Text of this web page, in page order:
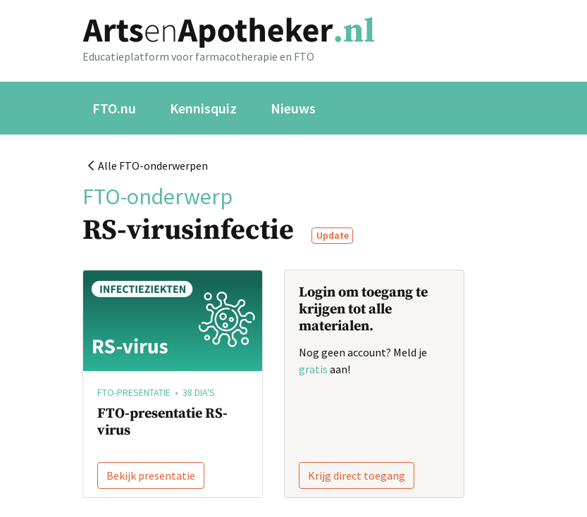
Educatieplatform voor farmacotherapie en FTO
FTO.nu Kennisquiz Nieuws
Alle FTO-onderwerpen
FTO-onderwerp
RS-virusinfectie Update
FTO-PRESENTATIE • 38 DIA'S
FTO-presentatie RS-
virus
Bekijk presentatie
Login om toegang te
krijgen tot alle
materialen.
Nog geen account? Meld je
gratis aan!
Krijg direct toegang